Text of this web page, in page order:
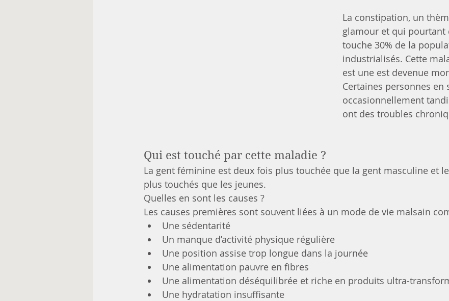
La constipation, un
glamour et qui pourtant
touche 30% de la
industrialisés. Cette
est une est devenue
Certaines personnes en
occasionnellement
ont des troubles
Qui est touché par cette maladie ?
La gent féminine est deux fois plus touchée que la gent masculine et
plus touchés que les jeunes.
Quelles en sont les causes ?
Les causes premières sont souvent liées à un mode de vie malsain
Une sédentarité
Un manque d’activité physique régulière
Une position assise trop longue dans la journée
Une alimentation pauvre en fibres
Une alimentation déséquilibrée et riche en produits ultra-
Une hydratation insuffisante